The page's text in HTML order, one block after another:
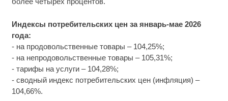
Индексы потребительских цен за январь-мае 2026
года:
- на продовольственные товары – 104,25%;
- на непродовольственные товары – 105,31%;
- тарифы на услуги – 104,28%;
- сводный индекс потребительских цен (инфляция) –
104,66%.
равнодушным